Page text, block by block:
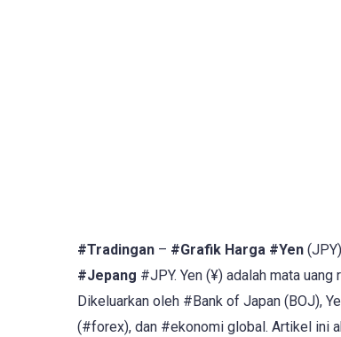
#Tradingan – #Grafik Harga #Yen
#Jepang #JPY. Yen (¥) adalah mata
Dikeluarkan oleh #Bank of Japan (BOJ),
(#forex), dan #ekonomi global. Artikel ini